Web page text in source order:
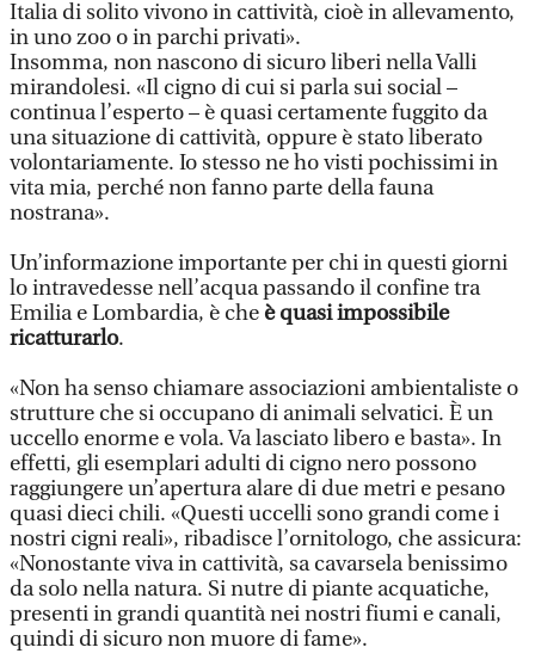
Italia di solito vivono in cattività, cioè in allevamento,
in uno zoo o in parchi privati».
Insomma, non nascono di sicuro liberi nella Valli
mirandolesi. «Il cigno di cui si parla sui social –
continua l’esperto – è quasi certamente fuggito da
una situazione di cattività, oppure è stato liberato
volontariamente. Io stesso ne ho visti pochissimi in
vita mia, perché non fanno parte della fauna
nostrana».
Un’informazione importante per chi in questi giorni
lo intravedesse nell’acqua passando il confine tra
Emilia e Lombardia, è che è quasi impossibile
ricatturarlo.
«Non ha senso chiamare associazioni ambientaliste o
strutture che si occupano di animali selvatici. È un
uccello enorme e vola. Va lasciato libero e basta». In
effetti, gli esemplari adulti di cigno nero possono
raggiungere un’apertura alare di due metri e pesano
quasi dieci chili. «Questi uccelli sono grandi come i
nostri cigni reali», ribadisce l’ornitologo, che assicura:
«Nonostante viva in cattività, sa cavarsela benissimo
da solo nella natura. Si nutre di piante acquatiche,
presenti in grandi quantità nei nostri fiumi e canali,
quindi di sicuro non muore di fame».